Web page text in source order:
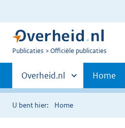
U
Publicaties Officiële publicaties
Primaire
navigatie
Andere
sites
binnen
Overheid.nl Home
U bent hier: Home